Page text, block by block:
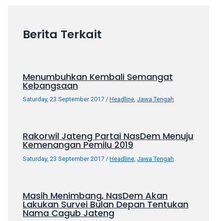
videos
sections
videos
Berita Terkait
Menumbuhkan Kembali Semangat
Kebangsaan
Saturday, 23 September 2017 /Headline ,Jawa Tengah
Rakorwil Jateng Partai NasDem Menuju
Kemenangan Pemilu 2019
Saturday, 23 September 2017 /Headline ,Jawa Tengah
Masih Menimbang, NasDem Akan
Lakukan Survei Bulan Depan Tentukan
Nama Cagub Jateng